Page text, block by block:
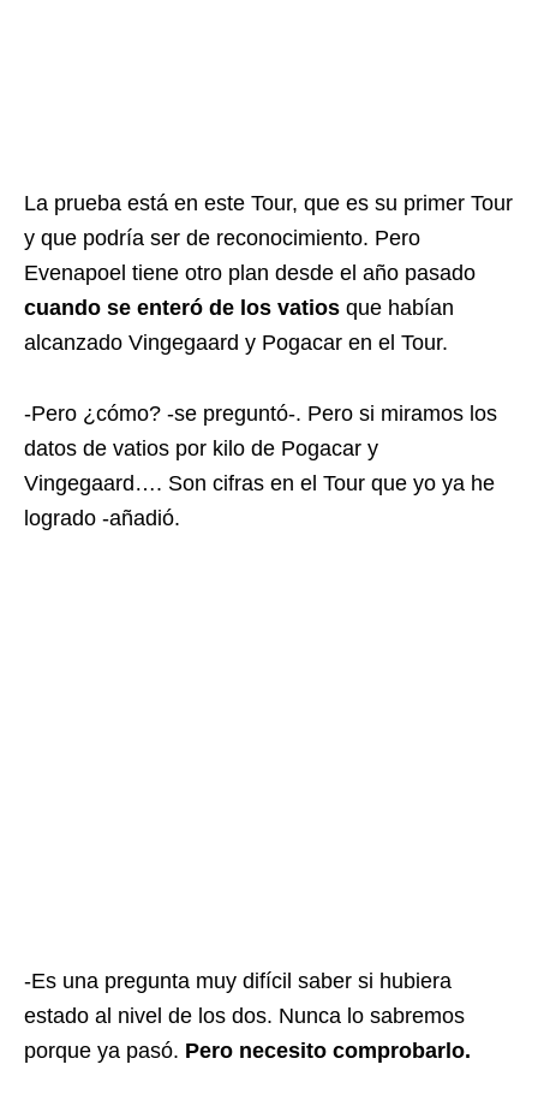
La prueba está en este Tour, que es su primer Tour
y que podría ser de reconocimiento. Pero
Evenapoel tiene otro plan desde el año pasado
cuando se enteró de los vatios que habían
alcanzado Vingegaard y Pogacar en el Tour.
-Pero ¿cómo? -se preguntó-. Pero si miramos los
datos de vatios por kilo de Pogacar y
Vingegaard…. Son cifras en el Tour que yo ya he
logrado -añadió.
-Es una pregunta muy difícil saber si hubiera
estado al nivel de los dos. Nunca lo sabremos
porque ya pasó. Pero necesito comprobarlo.